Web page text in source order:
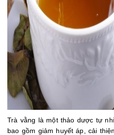
Trà vằng là một thảo dược tự
bao gồm giảm huyết áp, cải